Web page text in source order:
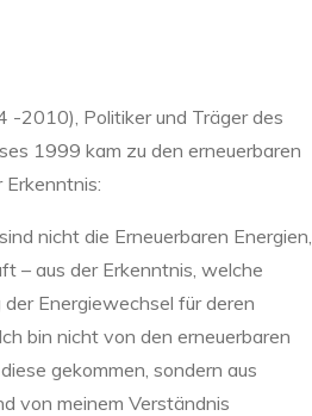
-2010), Politiker und Träger des
1999 kam zu den erneuerbaren
Erkenntnis:
nicht die Erneuerbaren Energien,
– aus der Erkenntnis, welche
Energiewechsel für deren
bin nicht von den erneuerbaren
gekommen, sondern aus
von meinem Verständnis